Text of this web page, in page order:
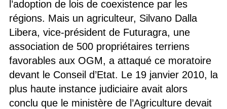
l’adoption de lois de coexistence par les
régions. Mais un agriculteur, Silvano Dalla
Libera, vice-président de Futuragra, une
association de 500 propriétaires terriens
favorables aux OGM, a attaqué ce moratoire
devant le Conseil d’Etat. Le 19 janvier 2010, la
plus haute instance judiciaire avait alors
conclu que le ministère de l’Agriculture devait